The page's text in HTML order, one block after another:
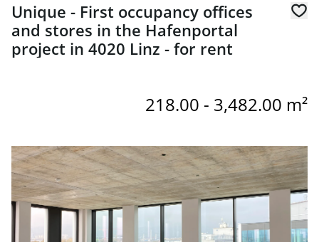
Unique - First occupancy offices
and stores in the Hafenportal
project in 4020 Linz - for rent
218.00 - 3,482.00 m²
link to page Einzigartig - Projekt Hafenportal - Erstbezug